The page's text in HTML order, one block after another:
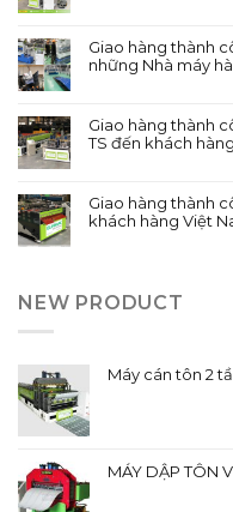
Giao hàng thành
những Nhà máy
Giao hàng thành
TS đến khách
Giao hàng thành
khách hàng Việt
NEW PRODUCT
Máy cán tôn 2
MÁY DẬP TÔN